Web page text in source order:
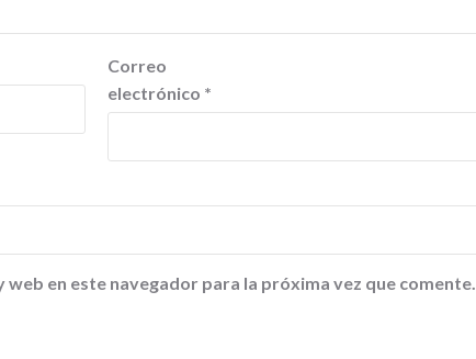
Correo
electrónico *
en este navegador para la próxima vez que comente.